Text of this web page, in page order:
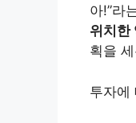
아!”라
위치한
획을
투자에